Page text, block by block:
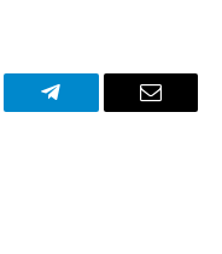
Telegram Email